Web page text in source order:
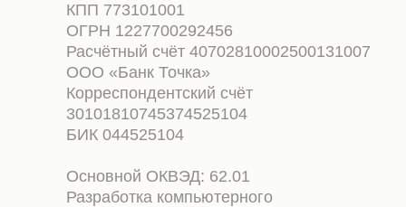
Основной ОКВЭД: 62.01
Разработка компьютерного
КПП 773101001
ОГРН 1227700292456
Расчётный счёт 40702810002500131007
ООО «Банк Точка»
Корреспондентский счёт
30101810745374525104
БИК 044525104